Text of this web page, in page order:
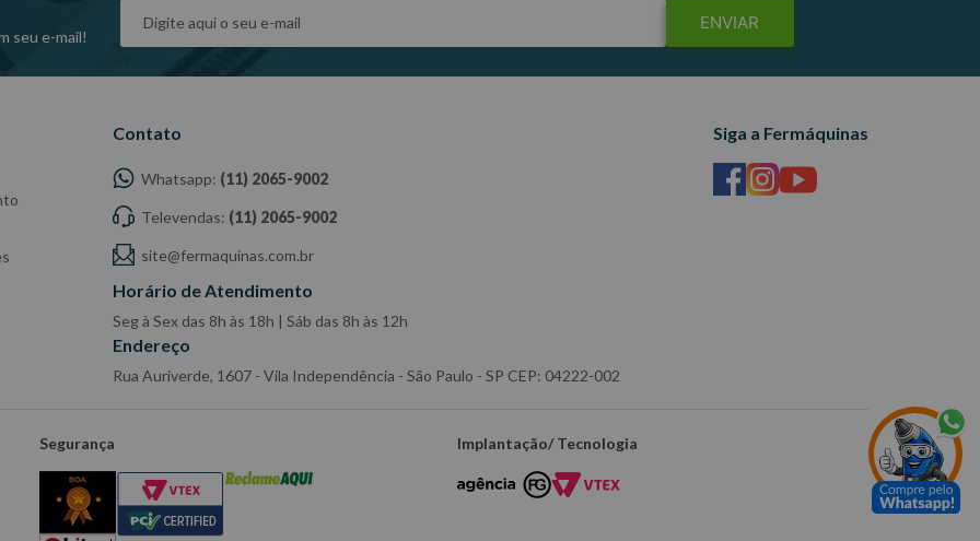
seu e-mail!
ENVIAR
Contato
Whatsapp: (11) 2065-9002
Televendas: (11) 2065-9002
site@fermaquinas.com.br
Horário de Atendimento
Seg à Sex das 8h às 18h | Sáb das 8h às 12h
Endereço
Rua Auriverde, 1607 - Vila Independência - São Paulo - SP CEP: 04222-002
Siga a Fermáquinas
Segurança Implantação/ Tecnologia